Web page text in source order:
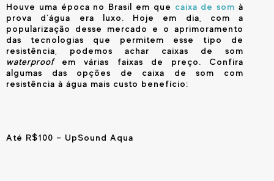
Houve uma época no Brasil em que caixa de som à
prova d’água era luxo. Hoje em dia, com a
popularização desse mercado e o aprimoramento
das tecnologias que permitem esse tipo de
resistência, podemos achar caixas de som
waterproof em várias faixas de preço. Confira
algumas das opções de caixa de som com
resistência à água mais custo benefício:
Até R$100 – UpSound Aqua